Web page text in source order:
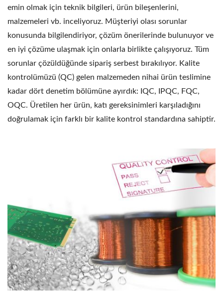
emin olmak için teknik bilgileri, ürün bileşenlerini,
malzemeleri vb. inceliyoruz. Müşteriyi olası sorunlar
konusunda bilgilendiriyor, çözüm önerilerinde bulunuyor ve
en iyi çözüme ulaşmak için onlarla birlikte çalışıyoruz. Tüm
sorunlar çözüldüğünde sipariş serbest bırakılıyor. Kalite
kontrolümüzü (QC) gelen malzemeden nihai ürün teslimine
kadar dört denetim bölümüne ayırdık: IQC, IPQC, FQC,
OQC. Üretilen her ürün, katı gereksinimleri karşıladığını
doğrulamak için farklı bir kalite kontrol standardına sahiptir.